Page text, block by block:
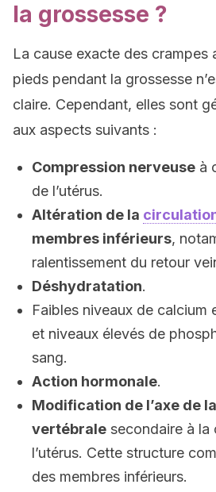
la grossesse ?
La cause exacte des crampes
pieds pendant la grossesse
claire. Cependant, elles sont
aux aspects suivants :
Compression nerveuse à
de l’utérus.
Altération de la
membres inférieurs,
ralentissement du retour
Déshydratation.
Faibles niveaux de calcium
et niveaux élevés de
sang.
Action hormonale.
Modification de l’axe de
vertébrale secondaire à la
l’utérus. Cette structure
des membres inférieurs.